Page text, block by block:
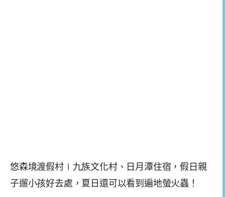
悠森境渡假村∣九族文化村、日月潭住宿，假日親
子遛小孩好去處，夏日還可以看到遍地螢火蟲！